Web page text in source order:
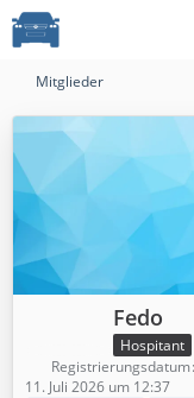
Mitglieder
Fedo
Hospitant
Registrierungsdatum
11. Juli 2026 um 12:37